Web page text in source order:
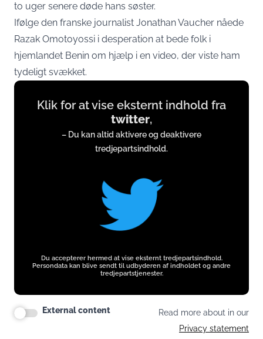
to uger senere døde hans søster.
Ifølge den franske journalist Jonathan Vaucher nåede
Razak Omotoyossi i desperation at bede folk i
hjemlandet Benin om hjælp i en video, der viste ham
tydeligt svækket.
Display
contentKlik for at vise eksternt indhold fra
twitter,
– Du kan altid aktivere og deaktivere
tredjepartsindhold.
Du accepterer hermed at vise eksternt tredjepartsindhold.
Persondata kan blive sendt til udbyderen af indholdet og andre
tredjepartstjenester.
External content
Read more about in our
Privacy statement